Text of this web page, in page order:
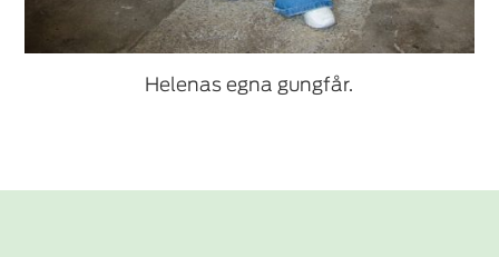
Helenas egna gungfår.